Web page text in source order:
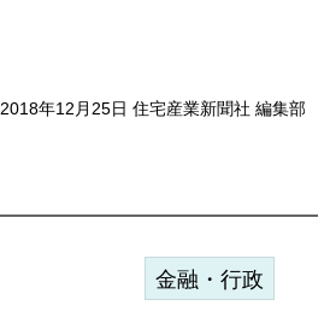
2018年12月25日 住宅産業新聞社 編集部
金融・行政